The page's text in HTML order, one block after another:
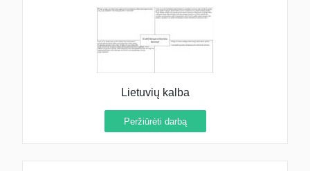
Lietuvių kalba
Peržiūrėti darbą